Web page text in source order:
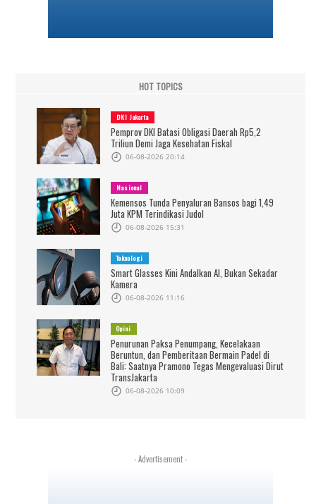
HOT TOPICS
DKI Jakarta
Pemprov DKI Batasi Obligasi Daerah Rp5,2
Triliun Demi Jaga Kesehatan Fiskal
06-08-2026 20:14
Nasional
Kemensos Tunda Penyaluran Bansos bagi 1,49
Juta KPM Terindikasi Judol
06-08-2026 15:31
Teknologi
Smart Glasses Kini Andalkan AI, Bukan Sekadar
Kamera
06-08-2026 11:16
Opini
Penurunan Paksa Penumpang, Kecelakaan
Beruntun, dan Pemberitaan Bermain Padel di
Bali: Saatnya Pramono Tegas Mengevaluasi Dirut
TransJakarta
06-08-2026 10:09
- Advertisement -